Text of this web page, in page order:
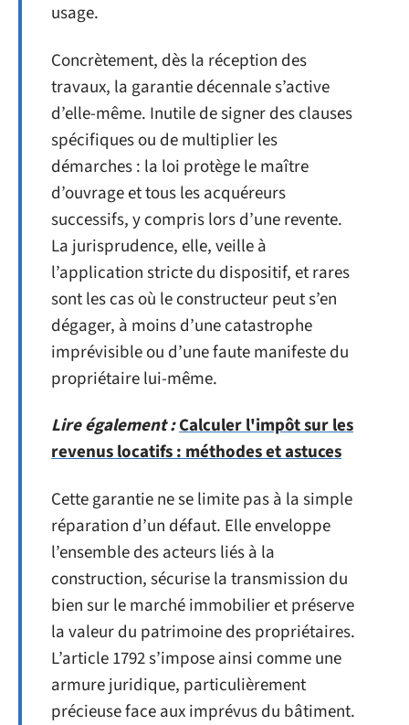
usage.
Concrètement, dès la réception des
travaux, la garantie décennale s’active
d’elle-même. Inutile de signer des clauses
spécifiques ou de multiplier les
démarches : la loi protège le maître
d’ouvrage et tous les acquéreurs
successifs, y compris lors d’une revente.
La jurisprudence, elle, veille à
l’application stricte du dispositif, et rares
sont les cas où le constructeur peut s’en
dégager, à moins d’une catastrophe
imprévisible ou d’une faute manifeste du
propriétaire lui-même.
Lire également :Calculer l'impôt sur les
revenus locatifs : méthodes et astuces
Cette garantie ne se limite pas à la simple
réparation d’un défaut. Elle enveloppe
l’ensemble des acteurs liés à la
construction, sécurise la transmission du
bien sur le marché immobilier et préserve
la valeur du patrimoine des propriétaires.
L’article 1792 s’impose ainsi comme une
armure juridique, particulièrement
précieuse face aux imprévus du bâtiment.